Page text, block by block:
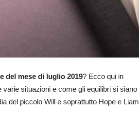
del mese di luglio 2019? Ecco qui in
situazioni e come gli equilibri si siano
del piccolo Will e soprattutto Hope e Liam